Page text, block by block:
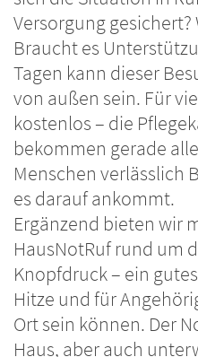
Versorgung
Braucht es
Tagen kann dieser
von außen sein. Für
kostenlos – die
bekommen gerade
Menschen verlässlich
es darauf ankommt.
Ergänzend bieten wir
HausNotRuf rund um
Knopfdruck – ein
Hitze und für
Ort sein können. Der
Haus, aber auch